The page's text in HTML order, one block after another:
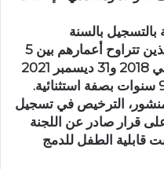
بالتسجيل بالسنة
التحضيرية فهي تشمل الأطفال الذين تتراوح أعمارهم بين 5
و8 سنوات والمولودين بين 1 جانفي 2018 و31 ديسمبر 2021
الترخيص في تسجيل
قرار صادر عن اللجنة
قابلية الطفل للدمج